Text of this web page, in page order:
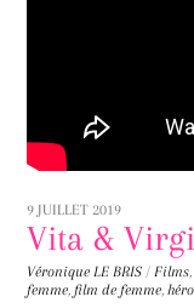
9 JUILLET 2019
Vita &
Véronique LE BRIS / Films
femme, film de femme,